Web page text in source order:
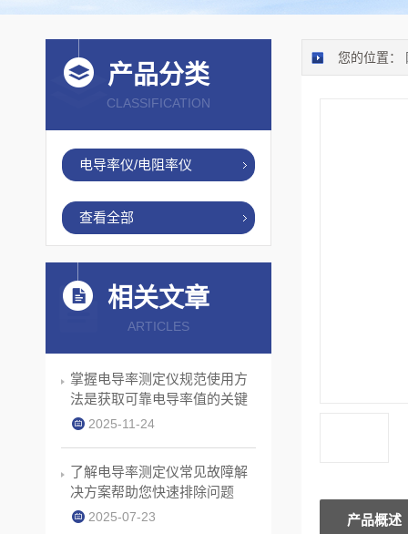
您的位置：
产品概述
产品分类
CLASSIFICATION
电导率仪/电阻率仪
查看全部
相关文章
ARTICLES
掌握电导率测定仪规范使用方
法是获取可靠电导率值的关键
2025-11-24
了解电导率测定仪常见故障解
决方案帮助您快速排除问题
2025-07-23